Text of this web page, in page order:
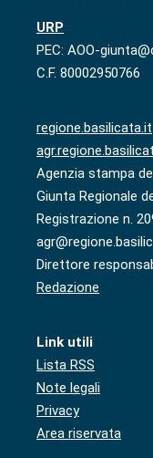
URP
PEC: AOO-
C.F. 80002950766
regione.basilicata.it
Agenzia stampa
Giunta Regionale
Registrazione n.
Direttore
Redazione
Link utili
Lista RSS
Note legali
Privacy
Area riservata